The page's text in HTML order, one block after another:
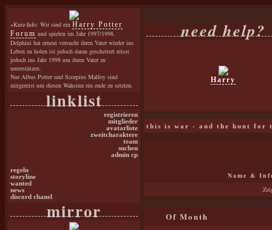
»Kurz-Info: Wir sind ein Harry Potter
Forum und spielen im Jahr 1997/1998.
Delphini hat erneut versucht ihren Vater wieder ins
Leben zu holen ist jedoch daran gescheitert reisst
jedoch ins Jahr 1998 um ihren Vater zu
unterstützen.
Nur Albus Potter und Scorpius Malfoy sind
mitgereist um diesen Wahsinn ein ende zu setzten.
linklist
registrieren
mitglieder
avatarliste
zweitcharaktere
team
suchen
admin cp
regeln
storyline
wanted
news
discord chanel
mirror
need help?
Harry
this is war - and the hunt for
Name &
Of Month